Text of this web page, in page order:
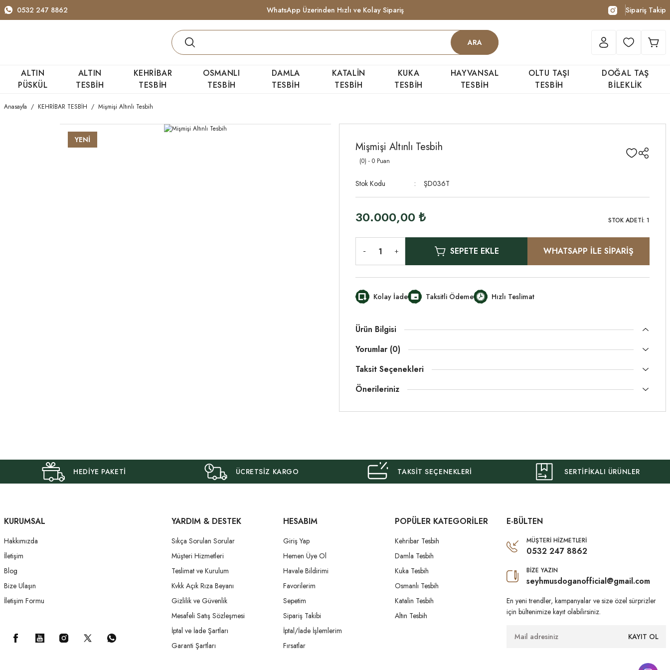
0532 247 8862 WhatsApp Üzerinden Hızlı ve Kolay Sipariş Sipariş Takip
ARA
ALTIN
PÜSKÜL
ALTIN
TESBİH
KEHRİBAR
TESBİH
OSMANLI
TESBİH
DAMLA
TESBİH
KATALİN
TESBİH
KUKA
TESBİH
HAYVANSAL
TESBİH
OLTU TAŞI
TESBİH
DOĞAL TAŞ
BİLEKLİK
Anasayfa KEHRİBAR TESBİH Mişmişi Altınlı Tesbih
YENİ
Mişmişi Altınlı Tesbih
(0) - 0 Puan
Stok Kodu ŞD036T
30.000,00 ₺ STOK ADETİ: 1
SEPETE EKLE WHATSAPP İLE SİPARİŞ
Kolay İade Taksitli Ödeme Hızlı Teslimat
Ürün Bilgisi
Yorumlar (0)
Taksit Seçenekleri
Önerileriniz
HEDİYE PAKETİ ÜCRETSİZ KARGO TAKSİT SEÇENEKLERİ SERTİFİKALI ÜRÜNLER
KURUMSAL
Hakkımızda
İletişim
Blog
Bize Ulaşın
İletişim Formu
YARDIM & DESTEK
Sıkça Sorulan Sorular
Müşteri Hizmetleri
Teslimat ve Kurulum
Kvkk Açık Rıza Beyanı
Gizlilik ve Güvenlik
Mesafeli Satış Sözleşmesi
İptal ve İade Şartları
Garanti Şartları
HESABIM
Giriş Yap
Hemen Üye Ol
Havale Bildirimi
Favorilerim
Sepetim
Sipariş Takibi
İptal/İade İşlemlerim
Fırsatlar
POPÜLER KATEGORİLER
Kehribar Tesbih
Damla Tesbih
Kuka Tesbih
Osmanlı Tesbih
Katalin Tesbih
Altın Tesbih
E-BÜLTEN
MÜŞTERİ HİZMETLERİ
0532 247 8862
BİZE YAZIN
seyhmusdoganofficial@gmail.com
En yeni trendler, kampanyalar ve size özel sürprizler
için bültenimize kayıt olabilirsiniz.
KAYIT OL